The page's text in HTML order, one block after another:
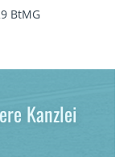
BtMG
Kanzlei